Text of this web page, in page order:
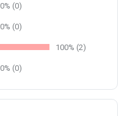
0% (0)
0% (0)
100% (2)
0% (0)